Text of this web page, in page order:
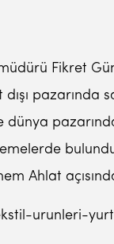
Fikret
pazarında
Ahlat
urunleri-